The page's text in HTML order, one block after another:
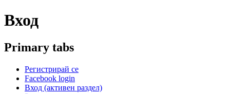
Вход
Primary tabs
Регистрирай се
Facebook login
Вход (активен раздел)